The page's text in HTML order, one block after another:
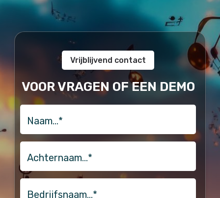
Vrijblijvend contact
VOOR VRAGEN OF EEN DEMO
naam
Achternaam…
Bedrijfsnaam…